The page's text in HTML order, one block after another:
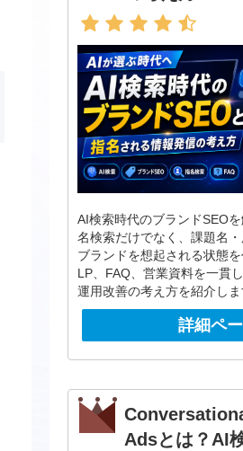
AI検索時代のブランドSEO
名検索だけでなく、課題名
ブランドを想起される状態を
LP、FAQ、営業資料を一貫
運用改善の考え方を紹介しま
詳細ペ
Adsとは？AI